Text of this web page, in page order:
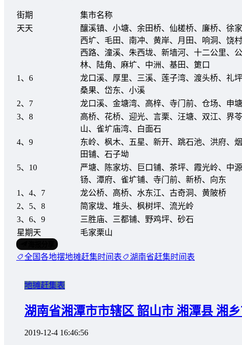
街期
集市名称
天天
釀溪镇、小塘、余田桥、仙槎桥、廉桥、徐
西圹、毛田、南冲、黄岸、月田、响洞、饶
西路、潼溪、朱西垅、新墙河、十二公里、
林、陆角、麻圹、中洲、基田、筻口
1、6
龙口溪、厚里、三溪、莲子湾、渡头桥、礼
桑果、岱东、小溪
2、7
龙口溪、金塘湾、高梓、寺门前、仓场、申
3、8
高桥、花桥、迎光、言栗、汪塘、双江、界
山、雀圹庙湾、白面石
4、9
东岭、枫木、五星、新开、跳石池、洪府、
田铺、石子坳
5、10
严塘、陈家坊、巨口铺、茶坪、霞光岭、中
钖、潭府、雀圹铺、寺门前、新桥、向东
1、4、7
龙公桥、高桥、水东江、古奇洞、黄陂桥
2、5、8
简家垅、堆头、枫树坪、流光岭
3、6、9
三胜庙、三都铺、野鸡坪、砂石
星期天
毛家栗山
全国各地摆地摊赶集时间表 湖南省赶集时间表
地摊赶集表
湖南省湘潭市市辖区 韶山市 湘潭县 湘
2019-12-4 16:46:56